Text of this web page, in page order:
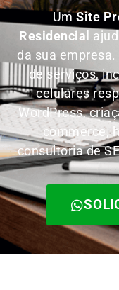
UmSite
Residencial
da sua
de serviços,
celulares
WordPress,
commerce,
consultoria de